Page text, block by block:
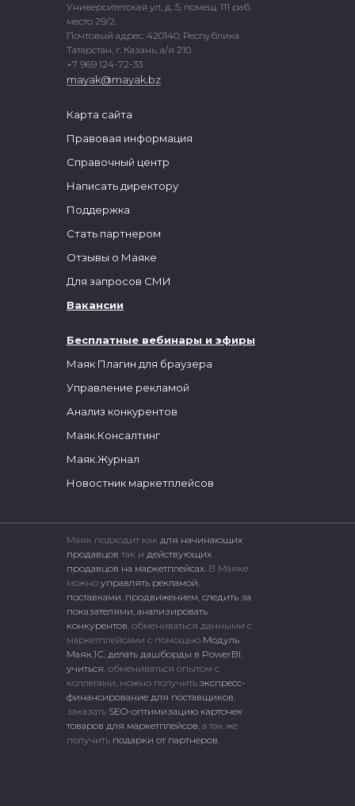
Университетская ул, д. 5, помещ. 111 раб.
место 29/2.
Почтовый адрес: 420140, Республика
Татарстан, г. Казань, а/я 210.
+7 969 124-72-33
mayak@mayak.bz
Бесплатные вебинары и эфиры
Маяк Плагин для браузера
Управление рекламой
Анализ конкурентов
Маяк.Консалтинг
Маяк.Журнал
Новостник маркетплейсов
Карта сайта
Правовая информация
Справочный центр
Написать директору
Поддержка
Стать партнером
Отзывы о Маяке
Для запросов СМИ
Вакансии
Маяк подходит как для начинающих
продавцов так и действующих
продавцов на маркетплейсах. В Маяке
можно управлять рекламой,
поставками, продвижением, следить за
показателями, анализировать
конкурентов, обмениваться данными с
маркетплейсами c помощью Модуль
Маяк.1С, делать дашборды в PowerBI,
учиться, обмениваться опытом с
коллегами, можно получить экспресс-
финансирование для поставщиков,
заказать SEO-оптимизацию карточек
товаров для маркетплейсов, а так же
получить подарки от партнеров.